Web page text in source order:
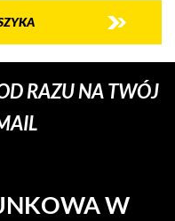
RAZU NA TWÓJ
W